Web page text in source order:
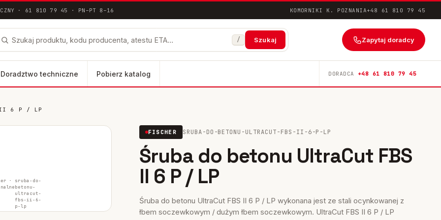
· 61 810 79 45 · PN–PT 8–16 KOMORNIKI K. POZNANIA+48 61 810 79 45
/ Szukaj Zapytaj doradcy
Doradztwo techniczne Pobierz katalog DORADCA +48 61 810 79 45
dokumentacja techniczna ETA / DoP
II-B
II 6 P / LP
·
sruba-do-
betonu-
ultracut-
fbs-ii-6-
p-lp
FISCHER SRUBA-DO-BETONU-ULTRACUT-FBS-II-6-P-LP
Śruba do betonu UltraCut FBS
II 6 P / LP
Śruba do betonu UltraCut FBS II 6 P / LP wykonana jest ze stali ocynkowanej z
łbem soczewkowym / dużym łbem soczewkowym. UltraCut FBS II 6 P / LP